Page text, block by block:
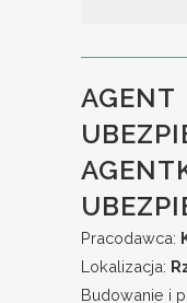
AGENT
Pracodawca:
Lokalizacja:
Budowanie i